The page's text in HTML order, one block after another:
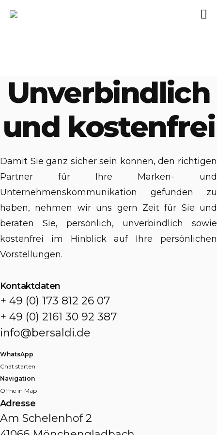
Unverbindlich
und kostenfrei
Damit Sie ganz sicher sein können, den richtigen
Partner für Ihre Marken- und
Unternehmenskommunikation gefunden zu
haben, nehmen wir uns gern Zeit für Sie und
beraten Sie, persönlich, unverbindlich sowie
kostenfrei im Hinblick auf Ihre persönlichen
Vorstellungen.
Kontaktdaten
+ 49 (0) 173 812 26 07
+ 49 (0) 2161 30 92 387
info@bersaldi.de
WhatsApp
Chat starten
Navigation
Öffne in Map
Adresse
Am Schelenhof 2